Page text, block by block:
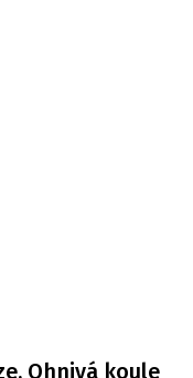
Ohnivá koule